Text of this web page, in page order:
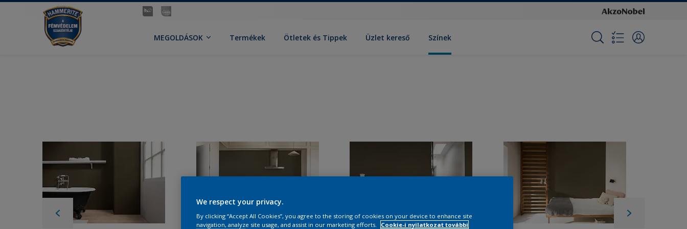
MEGOLDÁSOK Termékek Ötletek és Tippek Üzlet kereső Színek
We respect your privacy.
By clicking “Accept All Cookies”, you agree to the storing of cookies on your device to enhance site
navigation, analyze site usage, and assist in our marketing efforts.
Cookie-i nyilatkozat további